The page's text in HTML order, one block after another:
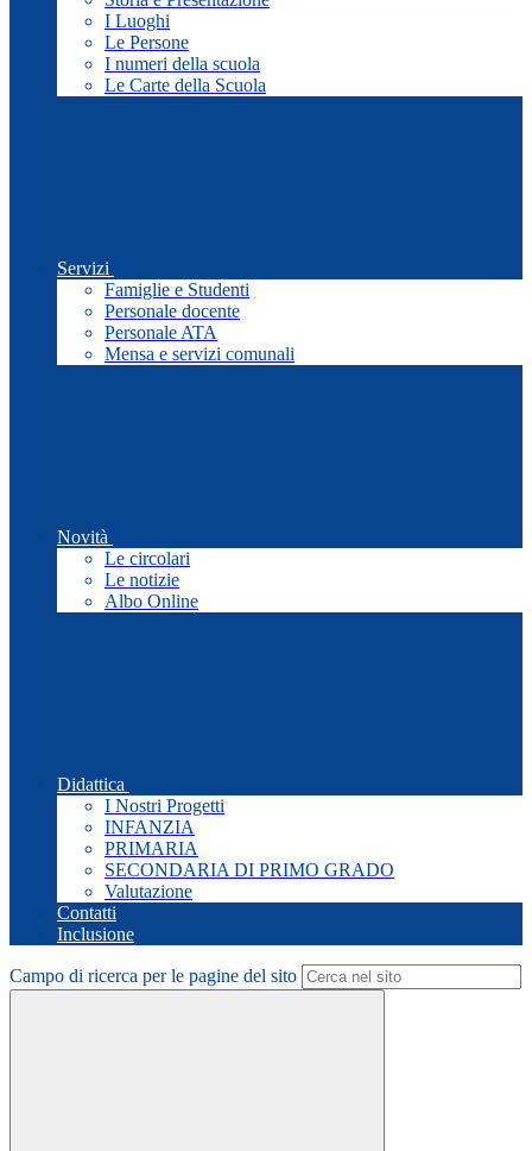
I Luoghi
Le Persone
I numeri della scuola
Le Carte della Scuola
Servizi
Famiglie e Studenti
Personale docente
Personale ATA
Mensa e servizi comunali
Novità
Le circolari
Le notizie
Albo Online
Didattica
I Nostri Progetti
INFANZIA
PRIMARIA
SECONDARIA DI PRIMO GRADO
Valutazione
Contatti
Inclusione
Campo di ricerca per le pagine del sito